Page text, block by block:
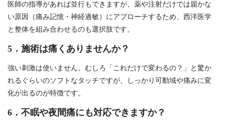
医師の指導があれば並行もできますが、薬や注射だけでは届かな
い原因（痛み記憶・神経過敏）にアプローチするため、西洋医学
と整体を組み合わせるのも選択肢です。
5．施術は痛くありませんか？
強い刺激は使いません。むしろ「これだけで変わるの？」と驚か
れるぐらいのソフトなタッチですが、しっかり可動域や痛みに変
化が出るのが特徴です。
6．不眠や夜間痛にも対応できますか？